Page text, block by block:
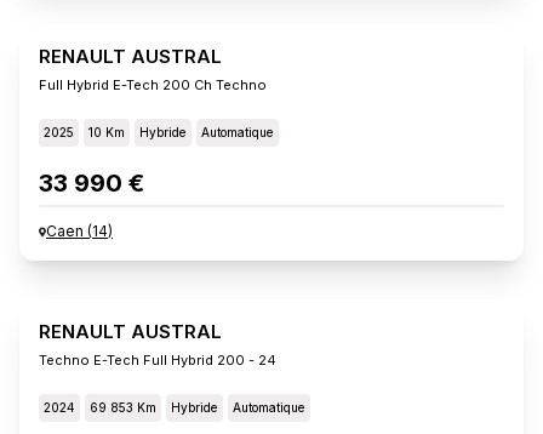
RENAULT AUSTRAL
Full Hybrid E-Tech 200 Ch Techno
2025 10 Km Hybride Automatique
33 990 €
Caen (14)
RENAULT AUSTRAL
Techno E-Tech Full Hybrid 200 - 24
2024 69 853 Km Hybride Automatique